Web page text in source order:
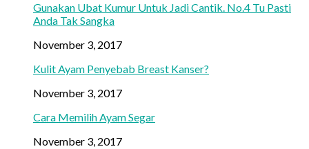
Gunakan Ubat Kumur Untuk Jadi Cantik. No.4 Tu Pasti
Anda Tak Sangka
November 3, 2017
Kulit Ayam Penyebab Breast Kanser?
November 3, 2017
Cara Memilih Ayam Segar
November 3, 2017